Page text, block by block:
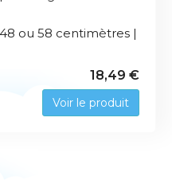
ou 58 centimètres |
18,49 €
Voir le produit